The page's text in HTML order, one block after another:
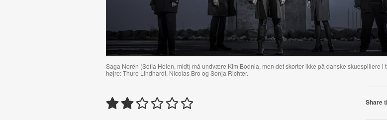
Saga Norén (Sofia Helen, midt) må undvære Kim Bodnia, men det skorter ikke på danske skuespillere i
højre: Thure Lindhardt, Nicolas Bro og Sonja Richter.
Share